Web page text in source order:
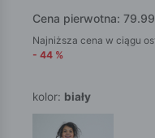
Cena pierwotna: 79.99
Najniższa cena w ciągu
- 44 %
kolor: biały